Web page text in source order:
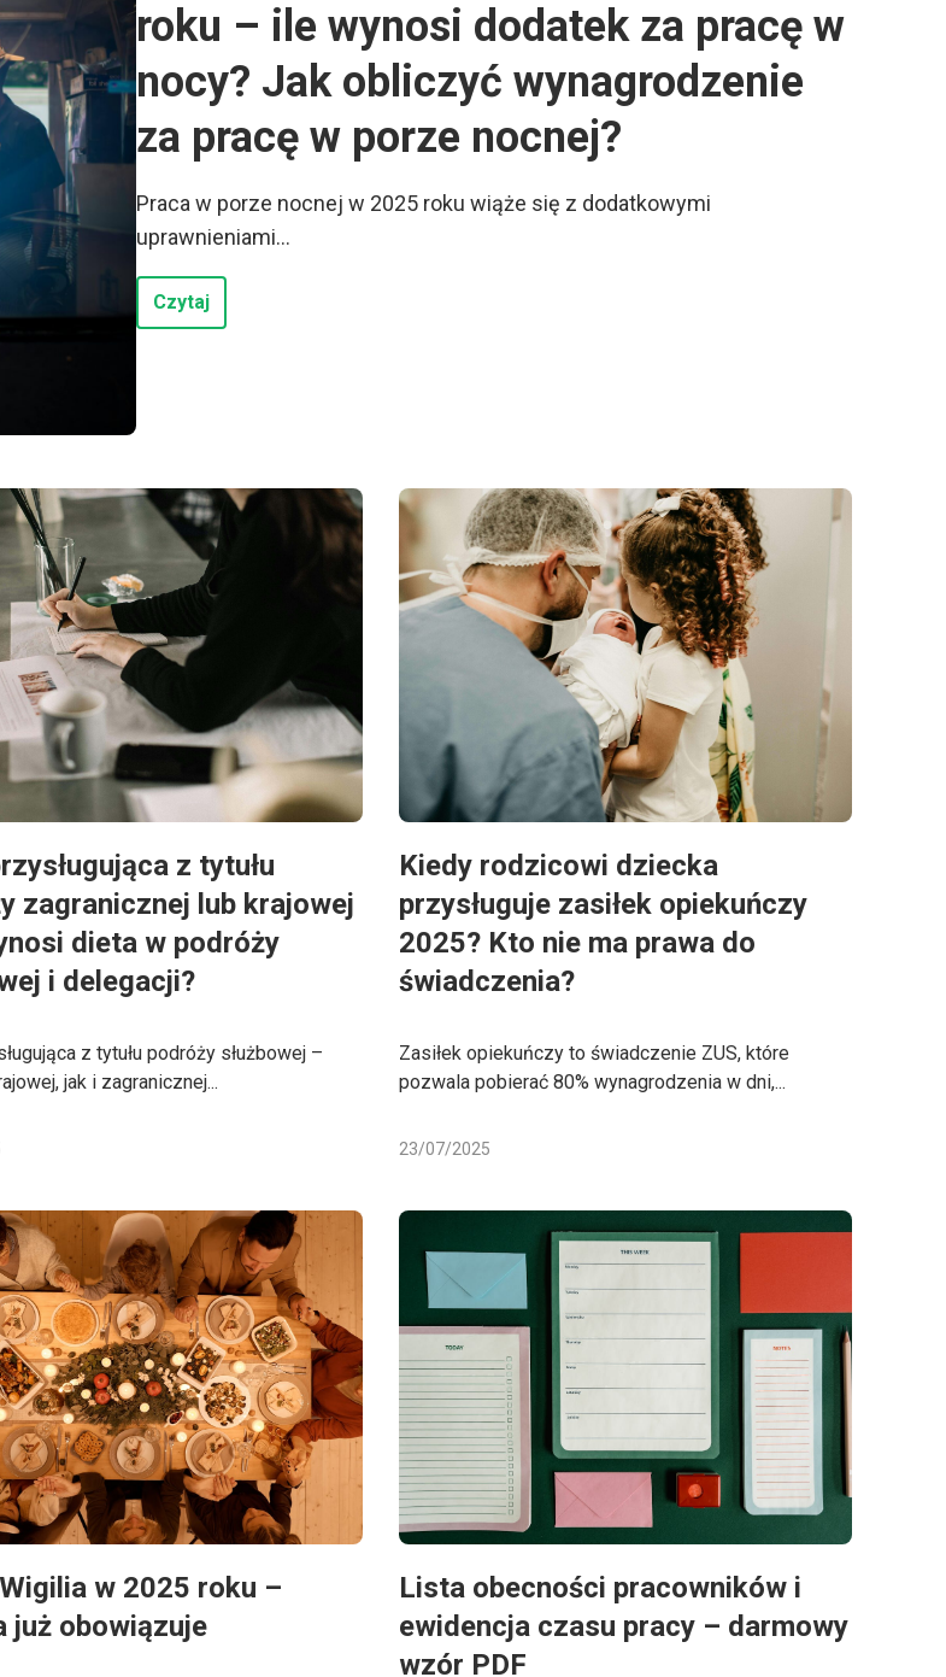
roku – ile wynosi dodatek za pracę w
nocy? Jak obliczyć wynagrodzenie
za pracę w porze nocnej?
Praca w porze nocnej w 2025 roku wiąże się z dodatkowymi
uprawnieniami...
Czytaj
z tytułu
zagranicznej lub krajowej
dieta w podróży
i delegacji?
z tytułu podróży służbowej –
jak i zagranicznej...
Kiedy rodzicowi dziecka
przysługuje zasiłek opiekuńczy
2025? Kto nie ma prawa do
świadczenia?
Zasiłek opiekuńczy to świadczenie ZUS, które
pozwala pobierać 80% wynagrodzenia w dni,...
23/07/2025
w 2025 roku –
już obowiązuje
Lista obecności pracowników i
ewidencja czasu pracy – darmowy
wzór PDF